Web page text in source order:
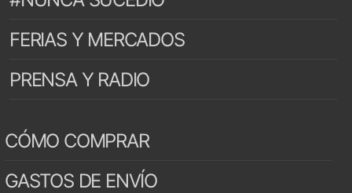
FERIAS Y MERCADOS
PRENSA Y RADIO
CÓMO COMPRAR
GASTOS DE ENVÍO